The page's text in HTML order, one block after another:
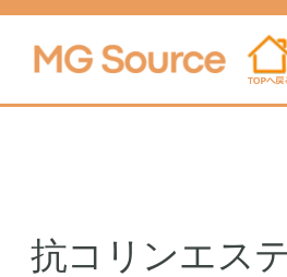
抗コリンエス